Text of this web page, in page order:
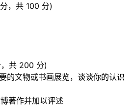
，共 100 分)
共 200 分)
的文物或书画展览，谈谈你的认识
著作并加以评述